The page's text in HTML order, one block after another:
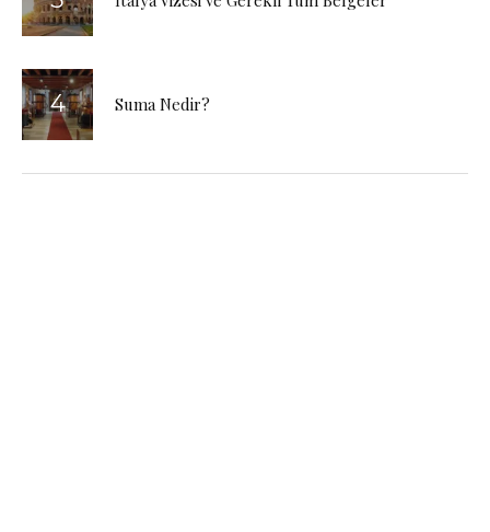
Suma Nedir?